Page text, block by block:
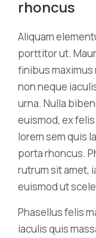
rhoncus
Aliquam
porttitor ut.
finibus maximus
non neque
urna. Nulla
euismod, ex
lorem sem quis
porta rhoncus.
rutrum sit amet,
euismod ut
Phasellus felis
iaculis quis